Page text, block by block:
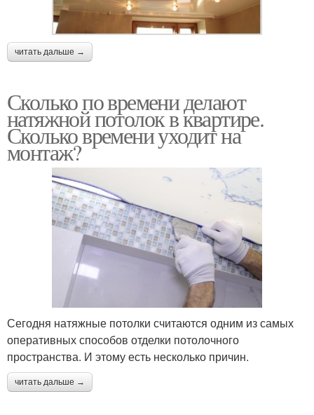
читать дальше →
Сколько по времени делают
натяжной потолок в квартире.
Сколько времени уходит на
монтаж?
Сегодня натяжные потолки считаются одним из самых
оперативных способов отделки потолочного
пространства. И этому есть несколько причин.
читать дальше →